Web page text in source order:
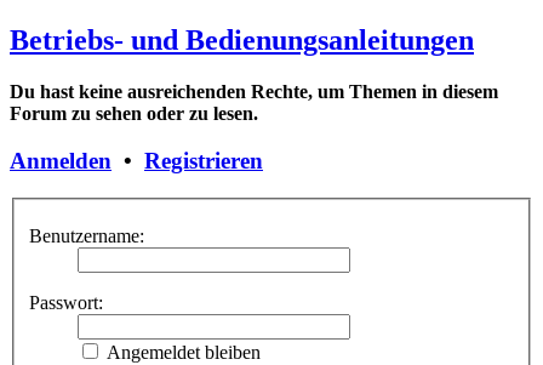
Betriebs- und Bedienungsanleitungen
Du hast keine ausreichenden Rechte, um Themen in diesem
Forum zu sehen oder zu lesen.
Anmelden • Registrieren
Benutzername:
Passwort:
Angemeldet bleiben